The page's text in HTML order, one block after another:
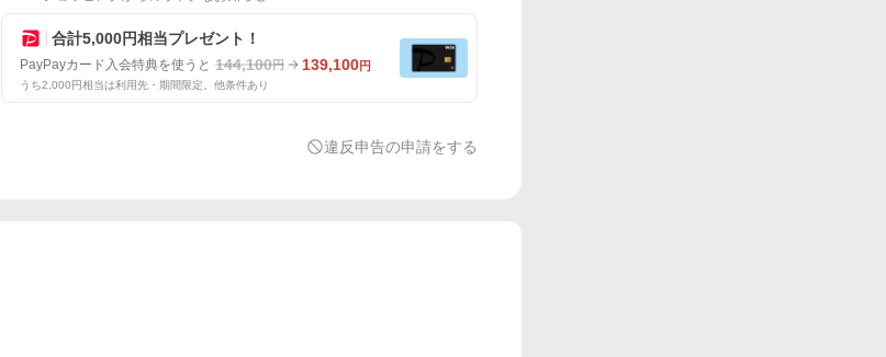
合計5,000円相当プレゼント！
PayPayカード入会特典を使うと 144,100円 139,100円
うち2,000円相当は利用先・期間限定。他条件あり
違反申告の申請をする